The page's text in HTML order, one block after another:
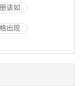
该如
出现